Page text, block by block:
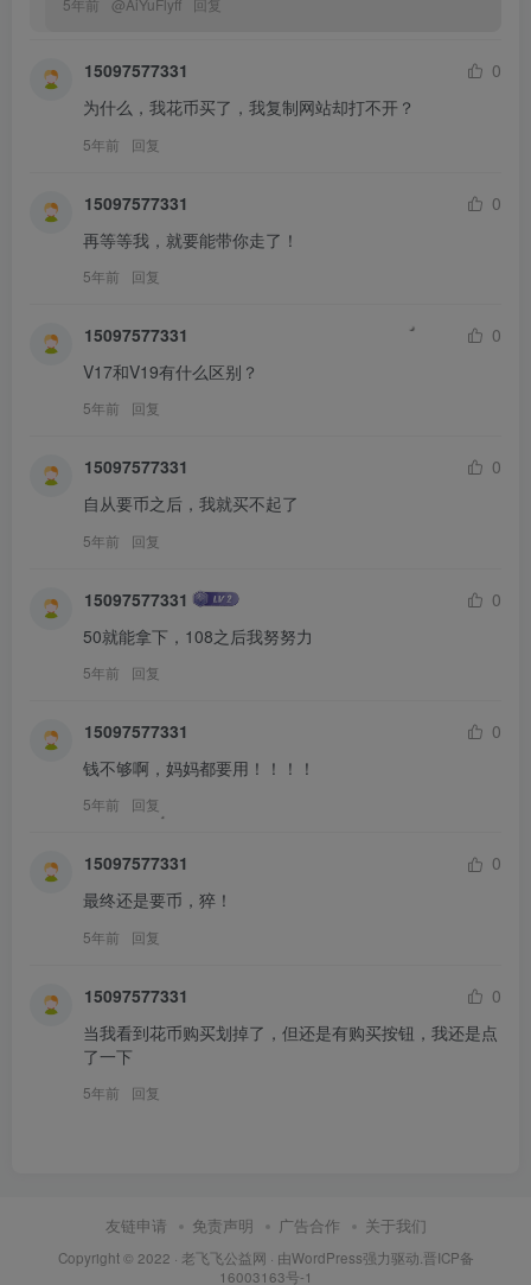
5年前 @AiYuFlyff 回复
15097577331
0
为什么，我花币买了，我复制网站却打不开？
5年前 回复
15097577331
0
再等等我，就要能带你走了！
5年前 回复
15097577331
0
V17和V19有什么区别？
5年前 回复
15097577331
0
自从要币之后，我就买不起了
5年前 回复
15097577331
0
50就能拿下，108之后我努努力
5年前 回复
15097577331
0
钱不够啊，妈妈都要用！！！！
5年前 回复
15097577331
0
最终还是要币，猝！
5年前 回复
15097577331
0
当我看到花币购买划掉了，但还是有购买按钮，我还是点
了一下
5年前 回复
友链申请 免责声明 广告合作 关于我们
Copyright © 2022 · 老飞飞公益网 · 由WordPress强力驱动. 晋ICP备
16003163号-1